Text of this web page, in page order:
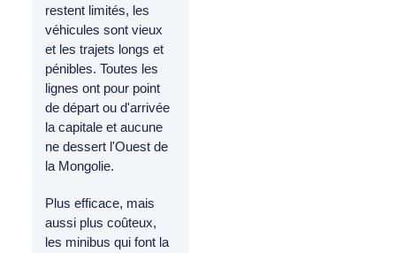
restent limités, les
véhicules sont vieux
et les trajets longs et
pénibles. Toutes les
lignes ont pour point
de départ ou d'arrivée
la capitale et aucune
ne dessert l'Ouest de
la Mongolie.
Plus efficace, mais
aussi plus coûteux,
les minibus qui font la